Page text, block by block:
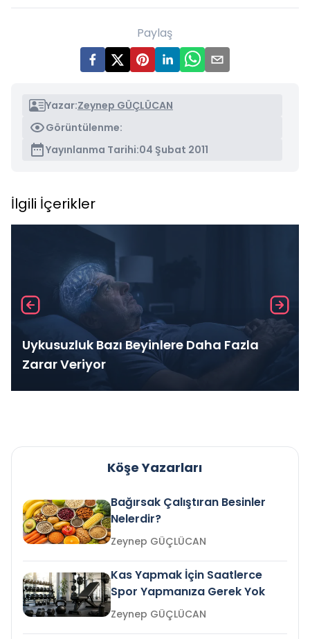
Paylaş
Yazar:Zeynep GÜÇLÜCAN
Görüntülenme:
Yayınlanma Tarihi:04 Şubat 2011
İlgili İçerikler
Uykusuzluk Bazı Beyinlere Daha Fazla
Zarar Veriyor
Köşe Yazarları
Bağırsak Çalıştıran Besinler
Nelerdir?
Zeynep GÜÇLÜCAN
Kas Yapmak İçin Saatlerce
Spor Yapmanıza Gerek Yok
Zeynep GÜÇLÜCAN